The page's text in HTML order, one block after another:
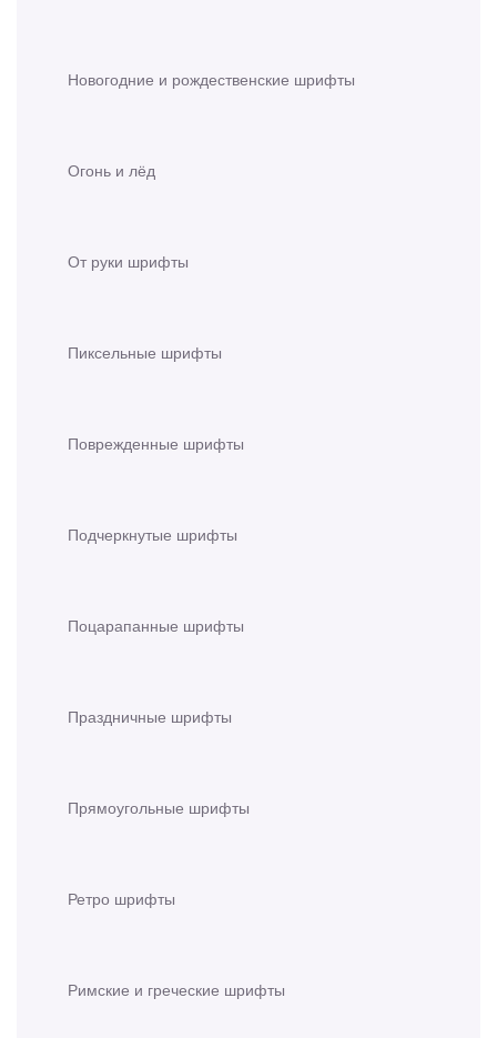
Новогодние и рождественские шрифты
Огонь и лёд
От руки шрифты
Пиксельные шрифты
Поврежденные шрифты
Подчеркнутые шрифты
Поцарапанные шрифты
Праздничные шрифты
Прямоугольные шрифты
Ретро шрифты
Римские и греческие шрифты